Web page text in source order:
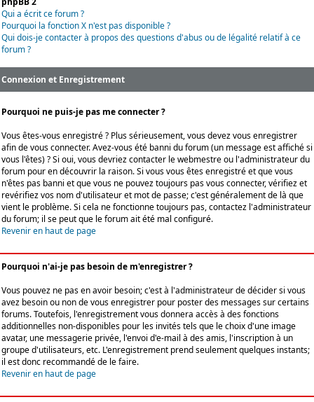
Qui a écrit ce forum ?
Pourquoi la fonction X n'est pas disponible ?
Qui dois-je contacter à propos des questions d'abus ou de légalité relatif à ce
forum ?
Connexion et Enregistrement
Pourquoi ne puis-je pas me connecter ?
Vous êtes-vous enregistré ? Plus sérieusement, vous devez vous enregistrer
afin de vous connecter. Avez-vous été banni du forum (un message est affiché si
vous l'êtes) ? Si oui, vous devriez contacter le webmestre ou l'administrateur du
forum pour en découvrir la raison. Si vous vous êtes enregistré et que vous
n'êtes pas banni et que vous ne pouvez toujours pas vous connecter, vérifiez et
revérifiez vos nom d'utilisateur et mot de passe; c'est généralement de là que
vient le problème. Si cela ne fonctionne toujours pas, contactez l'administrateur
du forum; il se peut que le forum ait été mal configuré.
Revenir en haut de page
Pourquoi n'ai-je pas besoin de m'enregistrer ?
Vous pouvez ne pas en avoir besoin; c'est à l'administrateur de décider si vous
avez besoin ou non de vous enregistrer pour poster des messages sur certains
forums. Toutefois, l'enregistrement vous donnera accès à des fonctions
additionnelles non-disponibles pour les invités tels que le choix d'une image
avatar, une messagerie privée, l'envoi d'e-mail à des amis, l'inscription à un
groupe d'utilisateurs, etc. L'enregistrement prend seulement quelques instants;
il est donc recommandé de le faire.
Revenir en haut de page